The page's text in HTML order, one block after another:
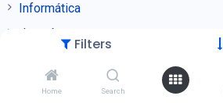
Filters
Home Search
Informática
Joyería
Seguridad